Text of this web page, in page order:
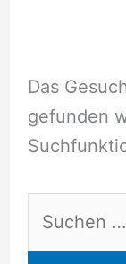
Das
gefunden
nach: